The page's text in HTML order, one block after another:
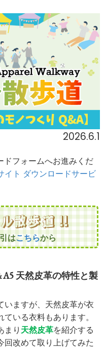
2026.6.1
ドフォームへお進みくだ
イト ダウンロードサービ
散歩道 !!
はこちらから
天然皮革の特性と製
ますが、天然皮革が衣
いる衣料もあります。
まり 天然皮革を紹介する
回改めて取り上げてみた